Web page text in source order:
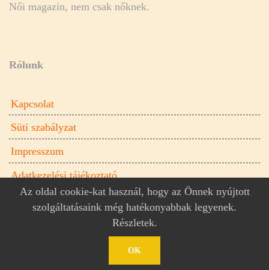
Női magazin, nem csak nőknek.
Rólunk
Kapcsolat
Süti szabályzat
Impresszum
Adatkezelési tájékoztató
Donna.hu női magazin © 2026
Az oldal cookie-kat használ, hogy az Önnek nyújtott
szolgáltatásaink még hatékonyabbak legyenek.
Részletek.
OK